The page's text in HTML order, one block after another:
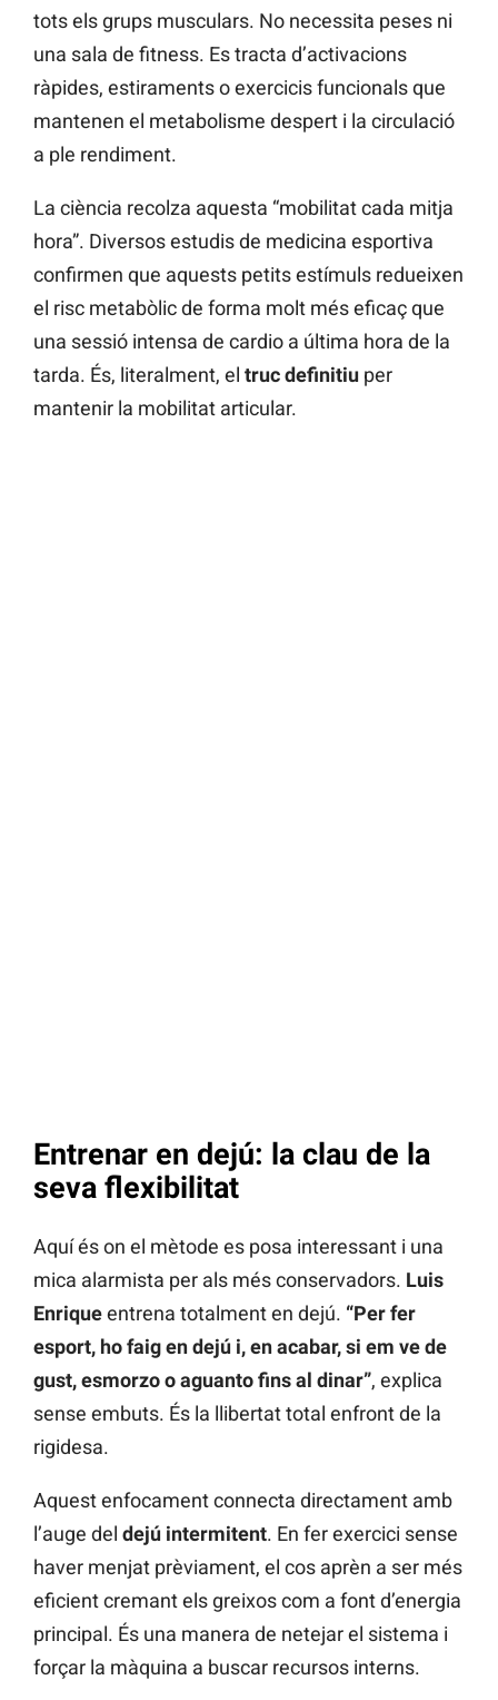
tots els grups musculars. No necessita peses ni
una sala de fitness. Es tracta d’activacions
ràpides, estiraments o exercicis funcionals que
mantenen el metabolisme despert i la circulació
a ple rendiment.
La ciència recolza aquesta “mobilitat cada mitja
hora”. Diversos estudis de medicina esportiva
confirmen que aquests petits estímuls redueixen
el risc metabòlic de forma molt més eficaç que
una sessió intensa de cardio a última hora de la
tarda. És, literalment, el truc definitiu per
mantenir la mobilitat articular.
Entrenar en dejú: la clau de la
seva flexibilitat
Aquí és on el mètode es posa interessant i una
mica alarmista per als més conservadors. Luis
Enriqueentrena totalment en dejú. “Per fer
esport, ho faig en dejú i, en acabar, si em ve de
gust, esmorzo o aguanto fins al dinar”, explica
sense embuts. És la llibertat total enfront de la
rigidesa.
Aquest enfocament connecta directament amb
l’auge del dejú intermitent. En fer exercici sense
haver menjat prèviament, el cos aprèn a ser més
eficient cremant els greixos com a font d’energia
principal. És una manera de netejar el sistema i
forçar la màquina a buscar recursos interns.